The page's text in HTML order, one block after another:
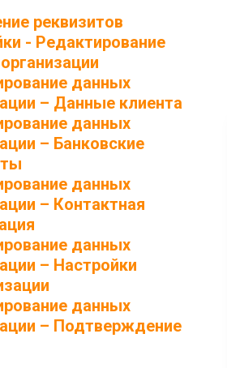
реквизитов
- Редактирование
данных
– Данные клиента
данных
– Банковские
данных
– Контактная
данных
– Настройки
данных
– Подтверждение